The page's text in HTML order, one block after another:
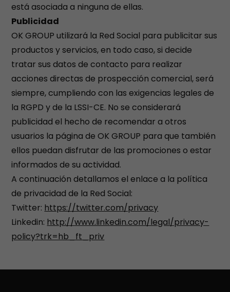
está asociada a ninguna de ellas.
Publicidad
OK GROUP utilizará la Red Social para publicitar sus
productos y servicios, en todo caso, si decide
tratar sus datos de contacto para realizar
acciones directas de prospección comercial, será
siempre, cumpliendo con las exigencias legales de
la RGPD y de la LSSI-CE. No se considerará
publicidad el hecho de recomendar a otros
usuarios la página de OK GROUP para que también
ellos puedan disfrutar de las promociones o estar
informados de su actividad.
A continuación detallamos el enlace a la política
de privacidad de la Red Social:
Twitter: https://twitter.com/privacy
Linkedin: http://www.linkedin.com/legal/privacy-
policy?trk=hb_ft_priv